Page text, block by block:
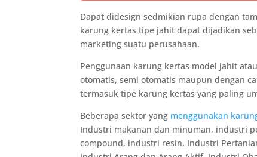
Dapat didesign sedmikian rupa dengan
karung kertas tipe jahit dapat dijadikan
marketing suatu perusahaan.
Penggunaan karung kertas model jahit
otomatis, semi otomatis maupun dengan
termasuk tipe karung kertas yang paling
Beberapa sektor yang menggunakan
Industri makanan dan minuman, industri
compound, industri resin, Industri